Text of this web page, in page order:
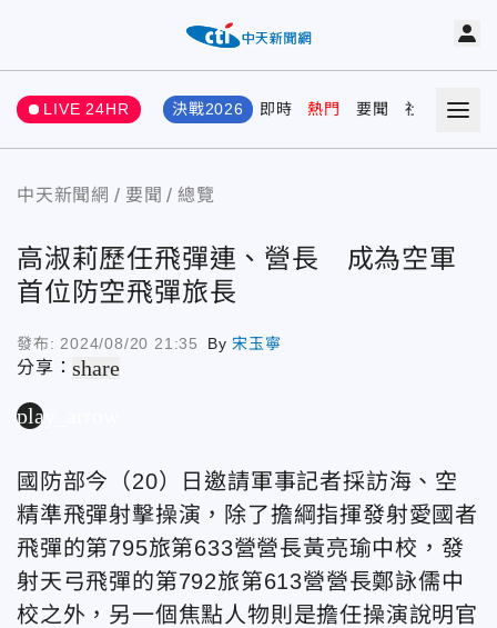
LIVE 24HR 決戰2026 即時 熱門 要聞 社會 娛樂
中天新聞網 要聞 總覽
高淑莉歷任飛彈連、營長 成為空軍
首位防空飛彈旅長
發布: 2024/08/20 21:35 By 宋玉寧
分享：share
play_arrow
國防部今（20）日邀請軍事記者採訪海、空
精準飛彈射擊操演，除了擔綱指揮發射愛國者
飛彈的第795旅第633營營長黃亮瑜中校，發
射天弓飛彈的第792旅第613營營長鄭詠儒中
校之外，另一個焦點人物則是擔任操演說明官